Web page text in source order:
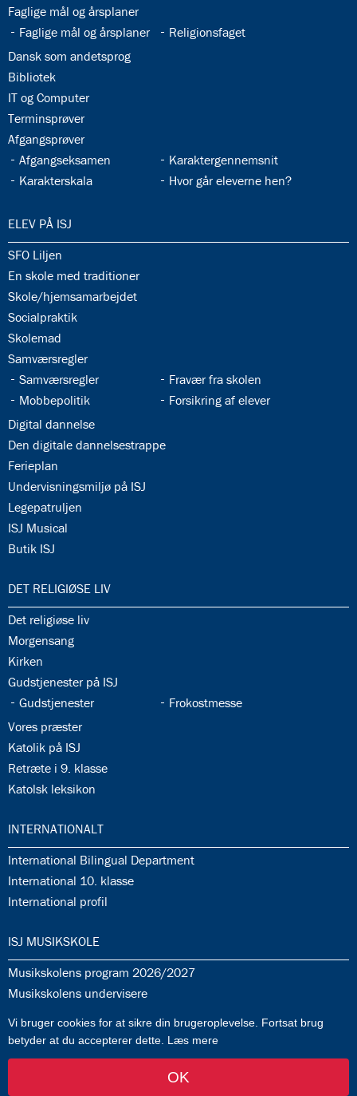
33.3:
Faglige mål og årsplaner
33.4:
Faglige mål og årsplaner 33.5:
Religionsfaget
33.6:
Dansk som andetsprog
33.7:
Bibliotek
33.8:
IT og Computer
33.9:
Terminsprøver
33.10:
Afgangsprøver
33.11:
Afgangseksamen 33.12:
Karaktergennemsnit
33.13:
Karakterskala 33.14:
Hvor går eleverne hen?
34.0:
ELEV PÅ ISJ
34.1:
SFO Liljen
34.2:
En skole med traditioner
34.3:
Skole/hjemsamarbejdet
34.4:
Socialpraktik
34.5:
Skolemad
34.6:
Samværsregler
34.7:
Samværsregler 34.8:
Fravær fra skolen
34.9:
Mobbepolitik 34.10:
Forsikring af elever
34.11:
Digital dannelse
34.12:
Den digitale dannelsestrappe
34.13:
Ferieplan
34.14:
Undervisningsmiljø på ISJ
34.15:
Legepatruljen
34.16:
ISJ Musical
34.17:
Butik ISJ
35.0:
DET RELIGIØSE LIV
35.1:
Det religiøse liv
35.2:
Morgensang
35.3:
Kirken
35.4:
Gudstjenester på ISJ
35.5:
Gudstjenester 35.6:
Frokostmesse
35.7:
Vores præster
35.8:
Katolik på ISJ
35.9:
Retræte i 9. klasse
35.10:
Katolsk leksikon
36.0:
INTERNATIONALT
36.1:
International Bilingual Department
36.2:
International 10. klasse
36.3:
International profil
37.0:
ISJ MUSIKSKOLE
37.1:
Musikskolens program 2026/2027
37.2:
Musikskolens undervisere
37.4:
Generelle informationer & betingelser
af FlowTwo-
Vi bruger cookies for at sikre din brugeroplevelse. Fortsat brug
betyder at du accepterer dette. Læs mere
OK